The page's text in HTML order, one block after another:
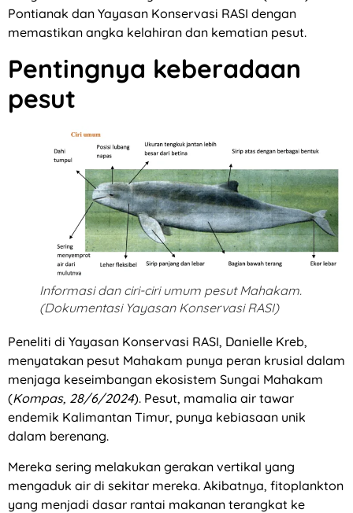
Pontianak dan Yayasan Konservasi RASI dengan
memastikan angka kelahiran dan kematian pesut.
Pentingnya keberadaan
pesut
Informasi dan ciri-ciri umum pesut Mahakam.
(Dokumentasi Yayasan Konservasi RASI)
Peneliti di Yayasan Konservasi RASI, Danielle Kreb,
menyatakan pesut Mahakam punya peran krusial dalam
menjaga keseimbangan ekosistem Sungai Mahakam
(Kompas, 28/6/2024). Pesut, mamalia air tawar
endemik Kalimantan Timur, punya kebiasaan unik
dalam berenang.
Mereka sering melakukan gerakan vertikal yang
mengaduk air di sekitar mereka. Akibatnya, fitoplankton
yang menjadi dasar rantai makanan terangkat ke